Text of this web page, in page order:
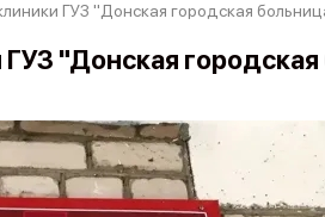
ГУЗ "Донская городская больница
"Донская